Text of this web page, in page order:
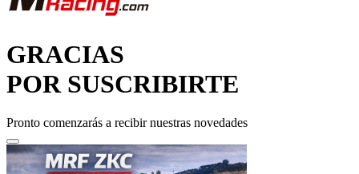
GRACIAS
POR SUSCRIBIRTE
Pronto comenzarás a recibir nuestras novedades